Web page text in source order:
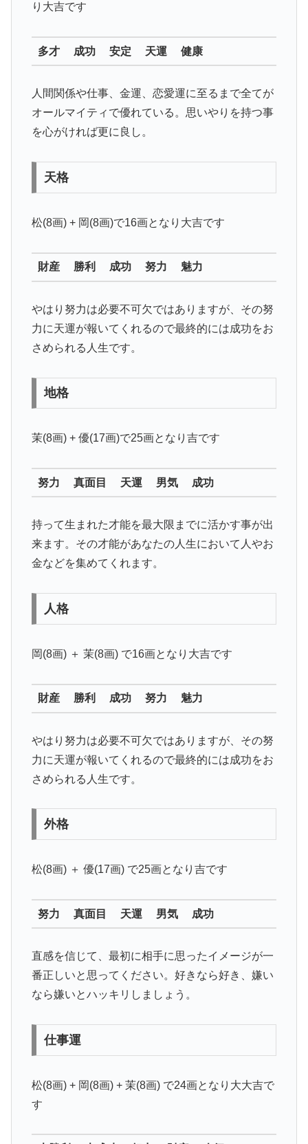
り 大吉です
多才 成功 安定 天運 健康
人間関係や仕事、金運、恋愛運に至るまで全てが
オールマイティで優れている。思いやりを持つ事
を心がければ更に良し。
天格
松(8画) + 岡(8画)で16画となり 大吉です
財産 勝利 成功 努力 魅力
やはり努力は必要不可欠ではありますが、その努
力に天運が報いてくれるので最終的には成功をお
さめられる人生です。
地格
茉(8画) + 優(17画)で25画となり 吉です
努力 真面目 天運 男気 成功
持って生まれた才能を最大限までに活かす事が出
来ます。その才能があなたの人生において人やお
金などを集めてくれます。
人格
岡(8画) ＋ 茉(8画) で16画となり 大吉です
財産 勝利 成功 努力 魅力
やはり努力は必要不可欠ではありますが、その努
力に天運が報いてくれるので最終的には成功をお
さめられる人生です。
外格
松(8画) ＋ 優(17画) で25画となり 吉です
努力 真面目 天運 男気 成功
直感を信じて、最初に相手に思ったイメージが一
番正しいと思ってください。好きなら好き、嫌い
なら嫌いとハッキリしましょう。
仕事運
松(8画) + 岡(8画) + 茉(8画) で24画となり 大大吉で
す